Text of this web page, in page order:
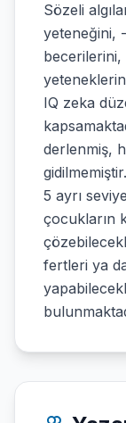
Sözeli
yeteneğini,
becerilerini,
IQ zeka
derlenmiş,
5 ayrı
çocukların
fertleri ya